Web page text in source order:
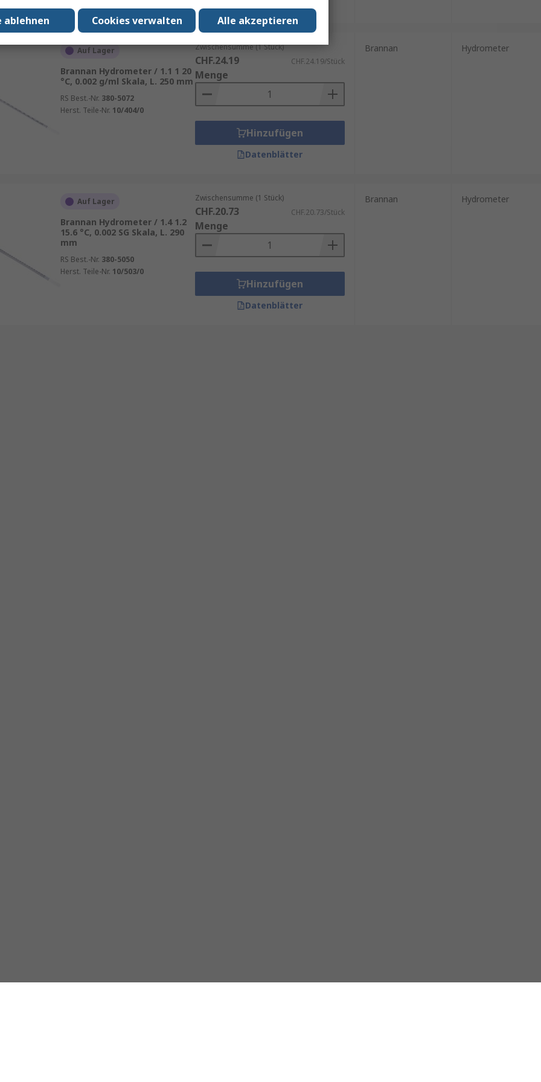
Auf Lager
Brannan Hydrometer / 1.1 1 20
°C, 0.002 g/ml Skala, L. 250 mm
RS Best.-Nr. 380-5072
Herst. Teile-Nr. 10/404/0
Zwischensumme (1 Stück)
CHF.24.19 CHF.24.19/Stück
Menge
Hinzufügen
Datenblätter
Brannan Hydrometer
Auf Lager
Brannan Hydrometer / 1.4 1.2
15.6 °C, 0.002 SG Skala, L. 290
mm
RS Best.-Nr. 380-5050
Herst. Teile-Nr. 10/503/0
Zwischensumme (1 Stück)
CHF.20.73 CHF.20.73/Stück
Menge
Hinzufügen
Datenblätter
Brannan Hydrometer
Alle akzeptieren
Cookies verwalten
ablehnen